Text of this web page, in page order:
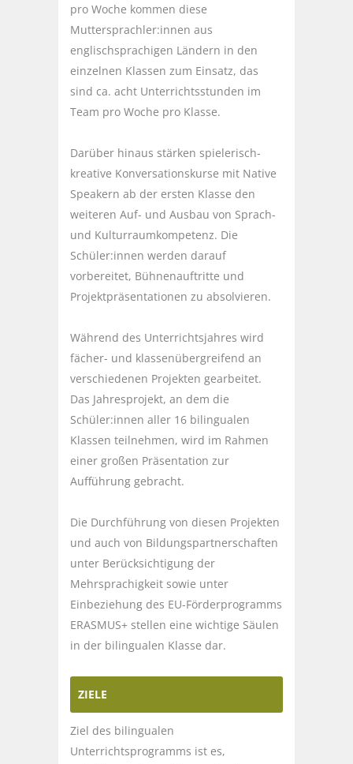
pro Woche kommen diese
Muttersprachler:innen aus
englischsprachigen Ländern in den
einzelnen Klassen zum Einsatz, das
sind ca. acht Unterrichtsstunden im
Team pro Woche pro Klasse.
Darüber hinaus stärken spielerisch-
kreative Konversationskurse mit Native
Speakern ab der ersten Klasse den
weiteren Auf- und Ausbau von Sprach-
und Kulturraumkompetenz. Die
Schüler:innen werden darauf
vorbereitet, Bühnenauftritte und
Projektpräsentationen zu absolvieren.
Während des Unterrichtsjahres wird
fächer- und klassenübergreifend an
verschiedenen Projekten gearbeitet.
Das Jahresprojekt, an dem die
Schüler:innen aller 16 bilingualen
Klassen teilnehmen, wird im Rahmen
einer großen Präsentation zur
Aufführung gebracht.
Die Durchführung von diesen Projekten
und auch von Bildungspartnerschaften
unter Berücksichtigung der
Mehrsprachigkeit sowie unter
Einbeziehung des EU-Förderprogramms
ERASMUS+ stellen eine wichtige Säulen
in der bilingualen Klasse dar.
ZIELE
Ziel des bilingualen
Unterrichtsprogramms ist es,